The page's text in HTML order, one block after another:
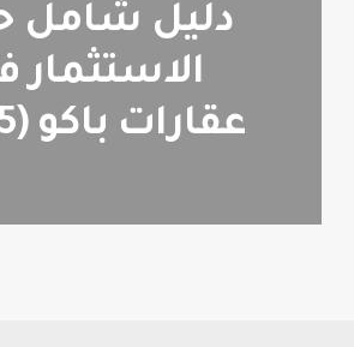
دليل شامل
الاستثمار
عقارات باكو (2025)